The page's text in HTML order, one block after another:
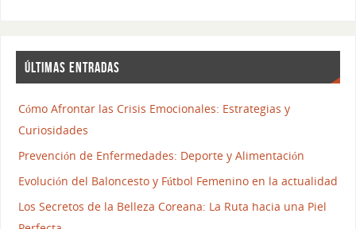
ÚLTIMAS ENTRADAS
Cómo Afrontar las Crisis Emocionales: Estrategias y
Curiosidades
Prevención de Enfermedades: Deporte y Alimentación
Evolución del Baloncesto y Fútbol Femenino en la actualidad
Los Secretos de la Belleza Coreana: La Ruta hacia una Piel